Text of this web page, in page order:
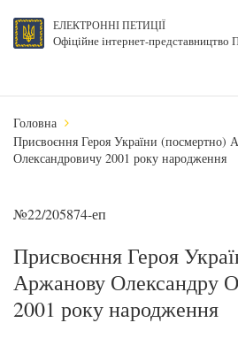
ЕЛЕКТРОННІ ПЕТИЦІЇ
Офіційне інтернет-представництво
Головна
Присвоєння Героя України (посмертно)
Олександровичу 2001 року народження
№22/205874-еп
Присвоєння Героя
Аржанову Олександру
2001 року народження